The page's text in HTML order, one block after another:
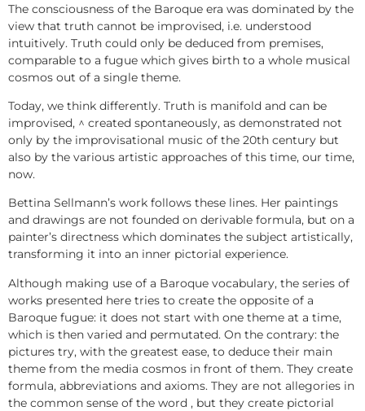
The consciousness of the Baroque era was dominated by the
view that truth cannot be improvised, i.e. understood
intuitively. Truth could only be deduced from premises,
comparable to a fugue which gives birth to a whole musical
cosmos out of a single theme.
Today, we think differently. Truth is manifold and can be
improvised, ^ created spontaneously, as demonstrated not
only by the improvisational music of the 20th century but
also by the various artistic approaches of this time, our time,
now.
Bettina Sellmann’s work follows these lines. Her paintings
and drawings are not founded on derivable formula, but on a
painter’s directness which dominates the subject artistically,
transforming it into an inner pictorial experience.
Although making use of a Baroque vocabulary, the series of
works presented here tries to create the opposite of a
Baroque fugue: it does not start with one theme at a time,
which is then varied and permutated. On the contrary: the
pictures try, with the greatest ease, to deduce their main
theme from the media cosmos in front of them. They create
formula, abbreviations and axioms. They are not allegories in
the common sense of the word , but they create pictorial